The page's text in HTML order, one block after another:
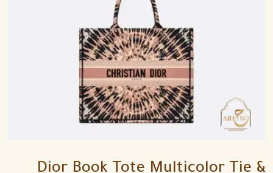
Dior Book Tote Multicolor Tie &